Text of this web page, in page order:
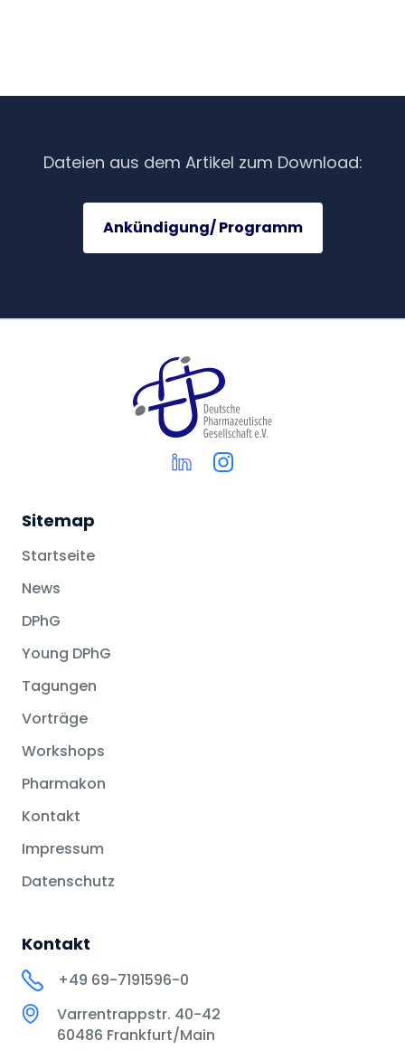
Dateien aus dem Artikel zum Download:
Ankündigung/ Programm
Sitemap
Startseite
News
DPhG
Young DPhG
Tagungen
Vorträge
Workshops
Pharmakon
Kontakt
Impressum
Datenschutz
Kontakt
+49 69-7191596-0
Varrentrappstr. 40-42
60486 Frankfurt/Main